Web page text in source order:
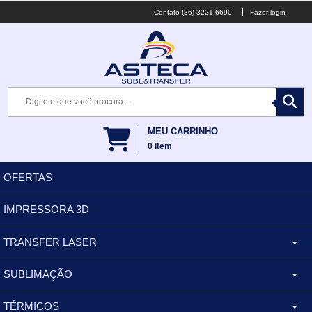
(86) 3221-6690 Fazer login
MEU CARRINHO
0 Item
OFERTAS
IMPRESSORA 3D
TRANSFER LASER
CANECA ALUMINIO
BALDES
SUBLIMAÇÃO
XÍCARA
TÉRMICOS